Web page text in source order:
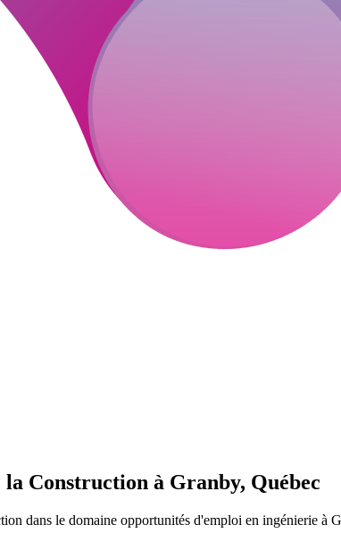
Construction à Granby, Québec
dans le domaine opportunités d'emploi en ingénierie à